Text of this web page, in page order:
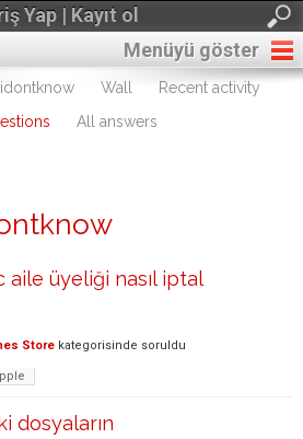
Yap | Kayıt ol
Menüyü göster
Wall
Recent activity
All answers
aile üyeliği nasıl iptal
Store kategorisinde soruldu
dosyaların